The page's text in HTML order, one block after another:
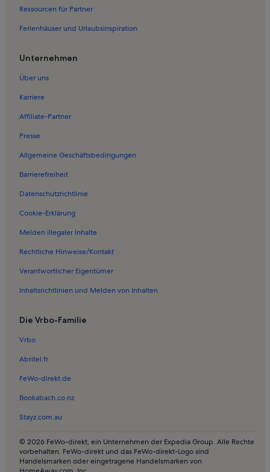
Ressourcen für Partner
Ferienhäuser und Urlaubsinspiration
Unternehmen
Über uns
Karriere
Affiliate-Partner
Presse
Allgemeine Geschäftsbedingungen
Barrierefreiheit
Datenschutzrichtlinie
Cookie-Erklärung
Melden illegaler Inhalte
Rechtliche Hinweise/Kontakt
Verantwortlicher Eigentümer
Inhaltsrichtlinien und Melden von Inhalten
Die Vrbo-Familie
Vrbo
Abritel.fr
FeWo-direkt.de
Bookabach.co.nz
Stayz.com.au
© 2026 FeWo-direkt, ein Unternehmen der Expedia Group. Alle Rechte
vorbehalten. FeWo-direkt und das FeWo-direkt-Logo sind
Handelsmarken oder eingetragene Handelsmarken von